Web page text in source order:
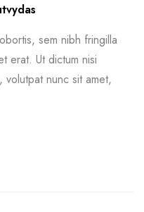
sem nibh fringilla
erat. Ut dictum nisi
volutpat nunc sit amet,